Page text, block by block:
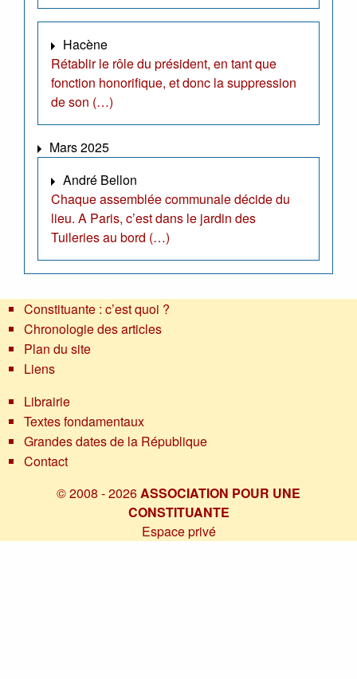
Hacène
Rétablir le rôle du président, en tant que
fonction honorifique, et donc la suppression
de son (…)
Mars 2025
André Bellon
Chaque assemblée communale décide du
lieu. A Paris, c’est dans le jardin des
Tuileries au bord (…)
Constituante : c’est quoi ?
Chronologie des articles
Plan du site
Liens
Librairie
Textes fondamentaux
Grandes dates de la République
Contact
© 2008 - 2026ASSOCIATION POUR UNE
CONSTITUANTE
Espace privé